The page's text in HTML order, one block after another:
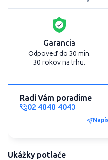
Garancia
Odpoveď do 30 min.
30 rokov na trhu.
Radi Vám poradíme
02 4848 4040
Ukážky potlače